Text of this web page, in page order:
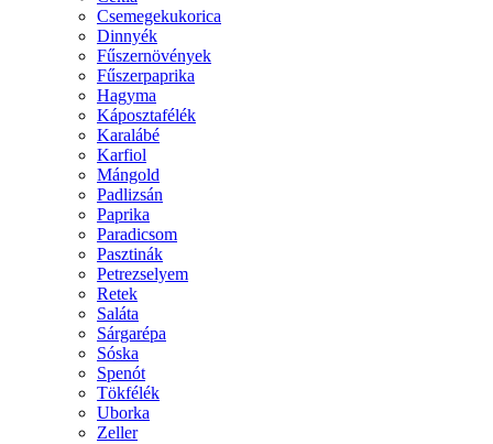
Csemegekukorica
Dinnyék
Fűszernövények
Fűszerpaprika
Hagyma
Káposztafélék
Karalábé
Karfiol
Mángold
Padlizsán
Paprika
Paradicsom
Pasztinák
Petrezselyem
Retek
Saláta
Sárgarépa
Sóska
Spenót
Tökfélék
Uborka
Zeller